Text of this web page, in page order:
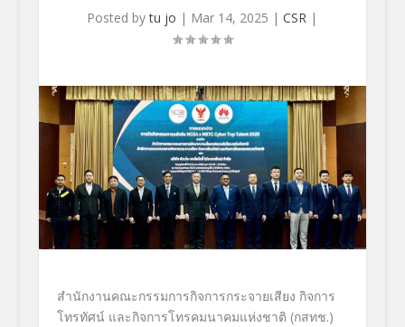
Posted bytu jo | Mar 14, 2025 |CSR |
สำนักงานคณะกรรมการกิจการกระจายเสียง กิจการ
โทรทัศน์ และกิจการโทรคมนาคมแห่งชาติ (กสทช.)